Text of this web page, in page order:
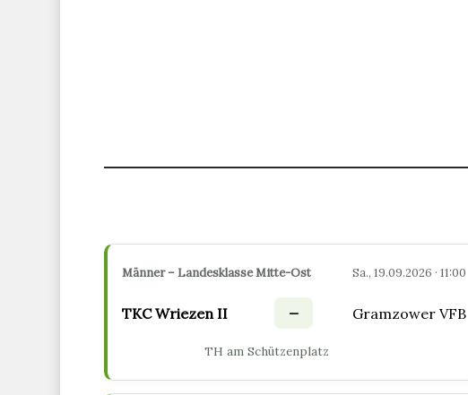
Männer – Landesklasse Mitte-Ost Sa., 19.09.2026 · 11:00
TKC Wriezen II – Gramzower VFB
TH am Schützenplatz